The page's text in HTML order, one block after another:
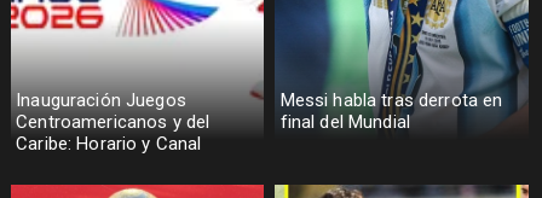
Inauguración Juegos
Centroamericanos y del
Caribe: Horario y Canal
Messi habla tras derrota en
final del Mundial